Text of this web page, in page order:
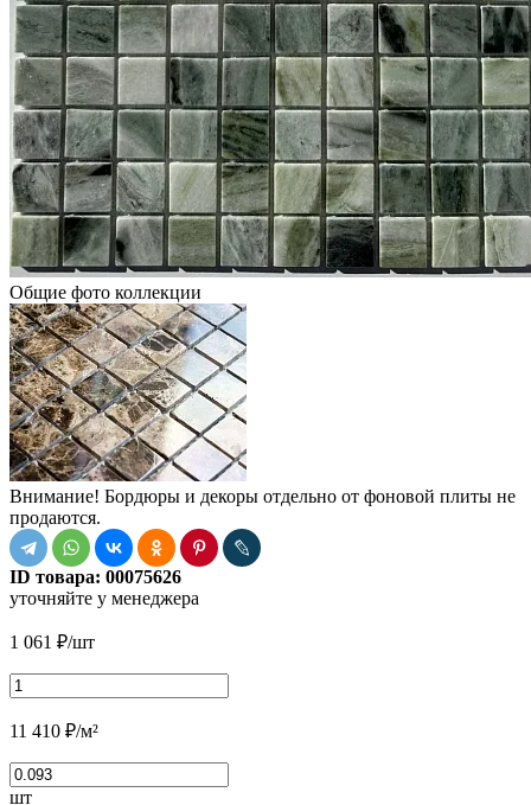
Общие фото коллекции
Внимание! Бордюры и декоры отдельно от фоновой плиты не
продаются.
ID товара: 00075626
уточняйте у менеджера
1 061 ₽/шт
11 410 ₽/м²
шт